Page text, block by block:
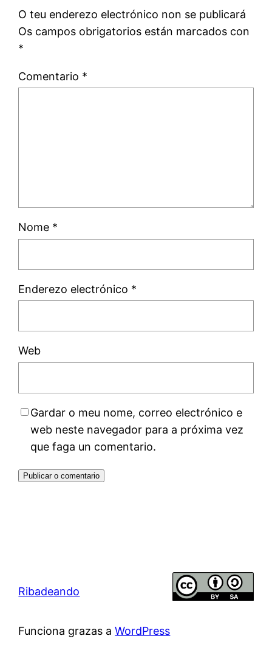
O teu enderezo electrónico non se publicará
Os campos obrigatorios están marcados con
*
Comentario *
Nome *
Enderezo electrónico *
Web
Gardar o meu nome, correo electrónico e
web neste navegador para a próxima vez
que faga un comentario.
Ribadeando
Funciona grazas aWordPress